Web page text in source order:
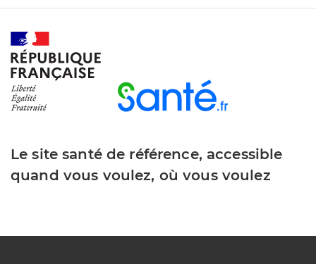
Le site santé de référence, accessible
quand vous voulez, où vous voulez